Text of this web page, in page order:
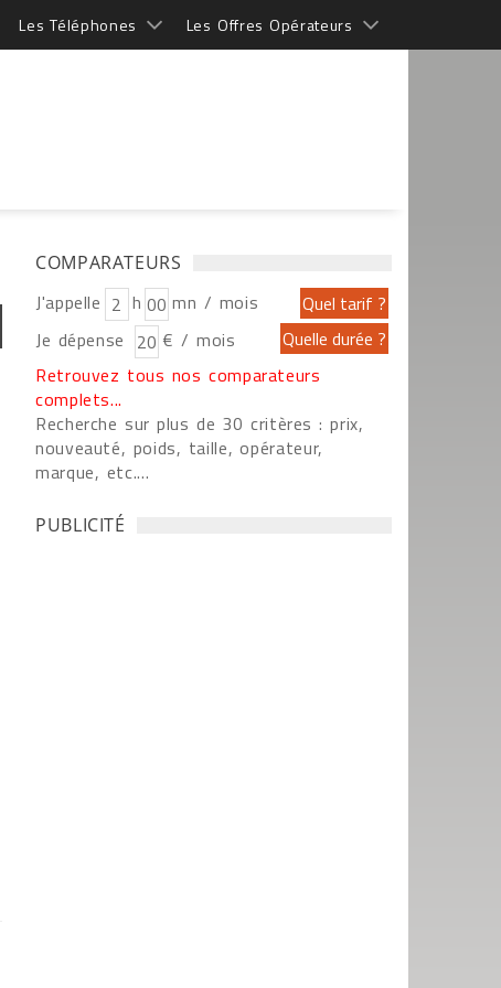
Les Téléphones Les Offres Opérateurs
COMPARATEURS
J'appelle h
mn / mois
Je dépense
€ / mois
Retrouvez tous nos comparateurs
complets...
Recherche sur plus de 30 critères : prix,
nouveauté, poids, taille, opérateur,
marque, etc....
PUBLICITÉ